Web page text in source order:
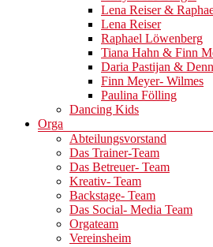
Lena Reiser &
Lena Reiser
Raphael Löwenberg
Tiana Hahn & Finn
Daria Pastijan &
Finn Meyer- Wilmes
Paulina Fölling
Dancing Kids
Orga
Abteilungsvorstand
Das Trainer-Team
Das Betreuer- Team
Kreativ- Team
Backstage- Team
Das Social- Media Team
Orgateam
Vereinsheim